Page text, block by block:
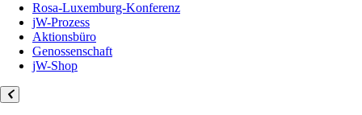
Rosa-Luxemburg-Konferenz
jW-Prozess
Aktionsbüro
Genossenschaft
jW-Shop